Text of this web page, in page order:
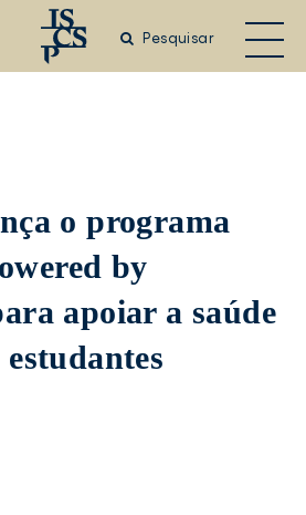
Pesquisar
o programa
by
apoiar a saúde